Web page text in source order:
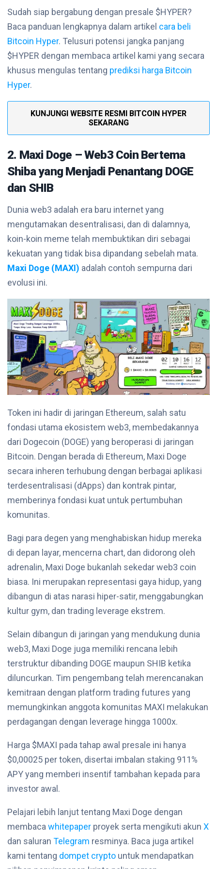
Sudah siap bergabung dengan presale $HYPER?
Baca panduan lengkapnya dalam artikel cara beli
Bitcoin Hyper. Telusuri potensi jangka panjang
$HYPER dengan membaca artikel kami yang secara
khusus mengulas tentang prediksi harga Bitcoin
Hyper.
KUNJUNGI WEBSITE RESMI BITCOIN HYPER
SEKARANG
2. Maxi Doge – Web3 Coin Bertema
Shiba yang Menjadi Penantang DOGE
dan SHIB
Dunia web3 adalah era baru internet yang
mengutamakan desentralisasi, dan di dalamnya,
koin-koin meme telah membuktikan diri sebagai
kekuatan yang tidak bisa dipandang sebelah mata.
Maxi Doge (MAXI) adalah contoh sempurna dari
evolusi ini.
Token ini hadir di jaringan Ethereum, salah satu
fondasi utama ekosistem web3, membedakannya
dari Dogecoin (DOGE) yang beroperasi di jaringan
Bitcoin. Dengan berada di Ethereum, Maxi Doge
secara inheren terhubung dengan berbagai aplikasi
terdesentralisasi (dApps) dan kontrak pintar,
memberinya fondasi kuat untuk pertumbuhan
komunitas.
Bagi para degen yang menghabiskan hidup mereka
di depan layar, mencerna chart, dan didorong oleh
adrenalin, Maxi Doge bukanlah sekedar web3 coin
biasa. Ini merupakan representasi gaya hidup, yang
dibangun di atas narasi hiper-satir, menggabungkan
kultur gym, dan trading leverage ekstrem.
Selain dibangun di jaringan yang mendukung dunia
web3, Maxi Doge juga memiliki rencana lebih
terstruktur dibanding DOGE maupun SHIB ketika
diluncurkan. Tim pengembang telah merencanakan
kemitraan dengan platform trading futures yang
memungkinkan anggota komunitas MAXI melakukan
perdagangan dengan leverage hingga 1000x.
Harga $MAXI pada tahap awal presale ini hanya
$0,00025 per token, disertai imbalan staking 911%
APY yang memberi insentif tambahan kepada para
investor awal.
Pelajari lebih lanjut tentang Maxi Doge dengan
membaca whitepaper proyek serta mengikuti akun X
dan saluran Telegram resminya. Baca juga artikel
kami tentang dompet crypto untuk mendapatkan